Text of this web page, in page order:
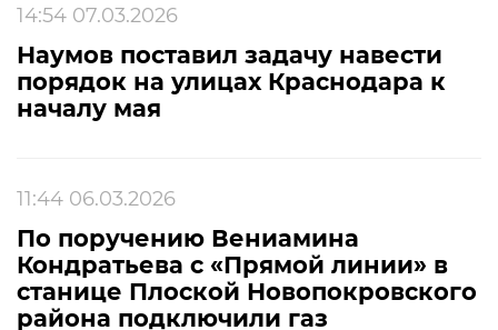
14:54 07.03.2026
Наумов поставил задачу навести
порядок на улицах Краснодара к
началу мая
11:44 06.03.2026
По поручению Вениамина
Кондратьева с «Прямой линии» в
станице Плоской Новопокровского
района подключили газ